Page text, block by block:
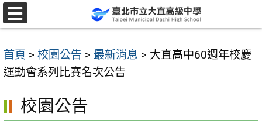
跳
至
要
內
區
首頁 > 校園公告 > 最新消息 > 大直高中60週年校慶
運動會系列比賽名次公告
校園公告
選
單